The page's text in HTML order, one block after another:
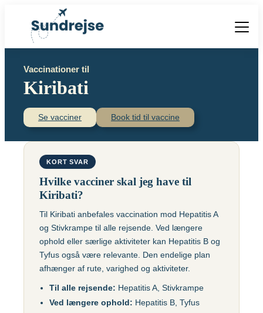
Vacciner
Vacciner
Centraleuropæisk
Hjernebetændelse
(TBE)
Chikungunyavaccine
(Ixchiq)
Denguefeber
Gul feber
Helvedesild (Zoster)
Malaria
Meningokokker
(ACWY)
MFR (MMR)
Mpox-vaccine
(Imvanex)
Destinationer
Find over 240 destinationer!
Populære destinationer
Cambodja
Priser
Vaccinationer til
Kiribati
Se vacciner Book tid til vaccine
KORT SVAR
Hvilke vacciner skal jeg have til
Kiribati?
Til Kiribati anbefales vaccination mod Hepatitis A
og Stivkrampe til alle rejsende. Ved længere
ophold eller særlige aktiviteter kan Hepatitis B og
Tyfus også være relevante. Den endelige plan
afhænger af rute, varighed og aktiviteter.
Til alle rejsende: Hepatitis A, Stivkrampe
Ved længere ophold: Hepatitis B, Tyfus